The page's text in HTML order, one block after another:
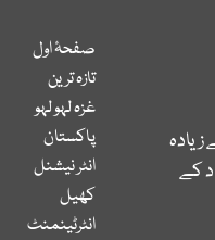
کے
صفحۂ اول
تازہ ترین
غزہ لہو لہو
پاکستان
انٹر نیشنل
کھیل
انٹرٹینمنٹ